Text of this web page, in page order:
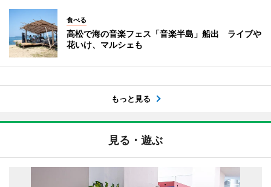
食べる
高松で海の音楽フェス「音楽半島」船出 ライブや
花いけ、マルシェも
もっと見る
見る・遊ぶ